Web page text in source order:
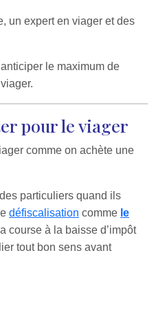
un expert en viager et des
le maximum de
pour le viager
comme on achète une
particuliers quand ils
défiscalisation comme le
course à la baisse d’impôt
tout bon sens avant